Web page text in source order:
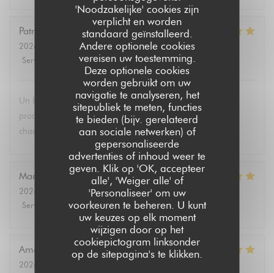
'Noodzakelijke' cookies zijn
verplicht en worden
standaard geïnstalleerd.
Andere optionele cookies
vereisen uw toestemming.
Deze optionele cookies
worden gebruikt om uw
navigatie te analyseren, het
sitepubliek te meten, functies
te bieden (bijv. gerelateerd
aan sociale netwerken) of
gepersonaliseerde
advertenties of inhoud weer te
geven. Klik op 'OK, accepteer
alle', 'Weiger alle' of
'Personaliseer' om uw
voorkeuren te beheren. U kunt
uw keuzes op elk moment
wijzigen door op het
cookiepictogram linksonder
op de sitepagina's te klikken.
Patricia
2026-08-02
- 13:30 - Gasten 6
Service
Atmosfeer: 4/5 Keuken: 5/5 Kwaliteit / Prijs
Un brunch dominical excellent avec un buffet de qualité de
produits végétariens et bio. Tous les convives se régalent à
chaque fois.
Marie Christine D
2026-08-02
- 13:30 - Gasten 2
Service
Atmosfeer: 4/5 Keuken: 5/5 Kwaliteit / Prijs
Amélie
2026-08-01